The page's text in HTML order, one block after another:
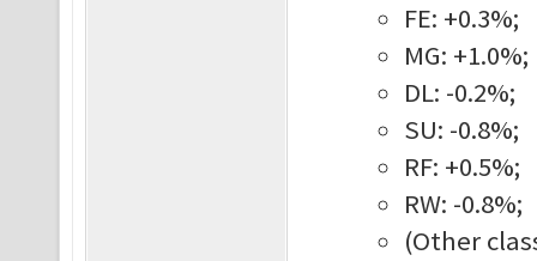
FE: +0.3%;
MG: +1.0%;
DL: -0.2%;
SU: -0.8%;
RF: +0.5%;
RW: -0.8%;
(Other